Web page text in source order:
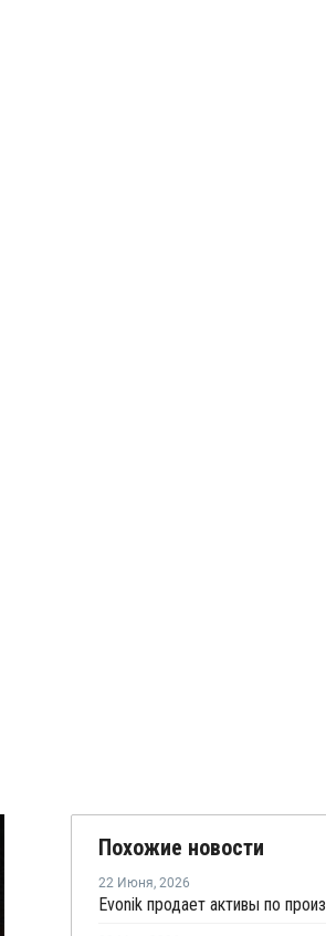
Похожие новости
22 Июня, 2026